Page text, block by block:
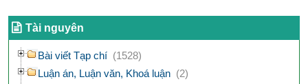
Tài nguyên
Bài viết Tạp chí (1528)
Luận án, Luận văn, Khoá luận (2)